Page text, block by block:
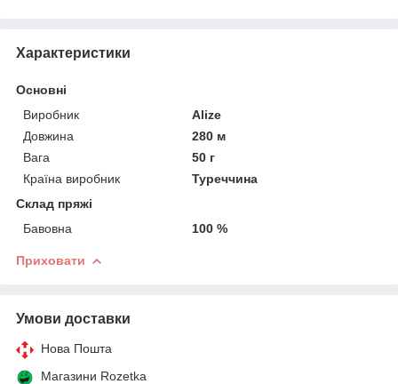
Характеристики
Основні
Виробник
Alize
Довжина
280 м
Вага
50 г
Країна виробник
Туреччина
Склад пряжі
Бавовна
100 %
Приховати
Умови доставки
Нова Пошта
Магазини Rozetka